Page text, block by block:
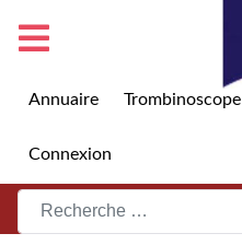
Annuaire Trombinoscope
Connexion
Rechercher